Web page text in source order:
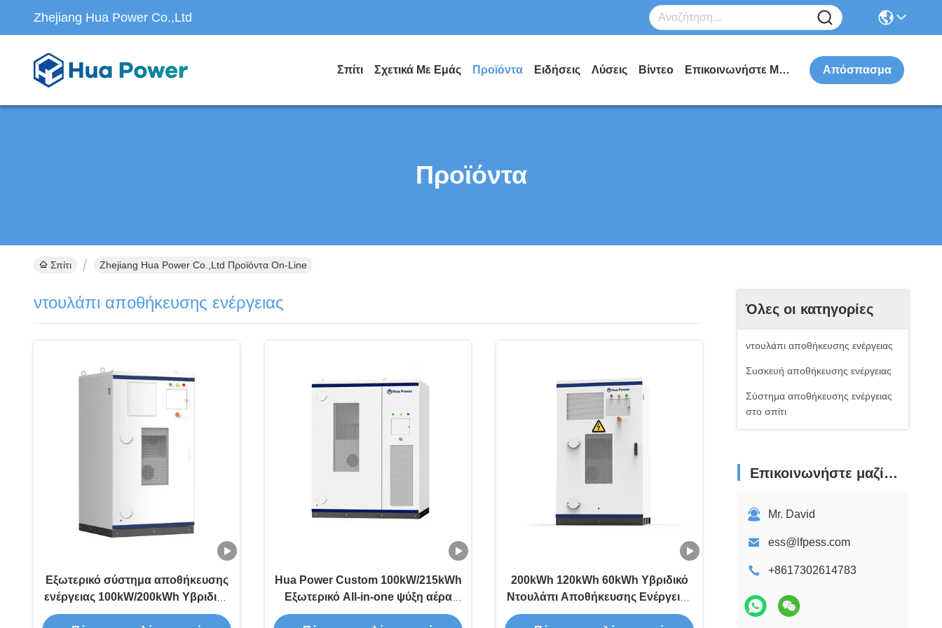
Zhejiang Hua Power Co.,Ltd
Σπίτι Σχετικά Με Εμάς Προϊόντα Ειδήσεις Λύσεις Βίντεο Επικοινωνήστε Μαζί Μας Απόσπασμα
Προϊόντα
Σπίτι Zhejiang Hua Power Co.,Ltd Προϊόντα On-Line
Όλες οι κατηγορίες
ντουλάπι αποθήκευσης ενέργειας
Συσκευή αποθήκευσης ενέργειας
Σύστημα αποθήκευσης ενέργειας
στο σπίτι
Επικοινωνήστε μαζί μας
Mr. David
ess@lfpess.com
+8617302614783
ντουλάπι αποθήκευσης ενέργειας
Εξωτερικό σύστημα αποθήκευσης
ενέργειας 100kW/200kWh Υβριδικό
σύστημα αποθήκευσης ηλεκτρικής
Hua Power Custom 100kW/215kWh
Εξωτερικό All-in-one ψύξη αέρα
ESS Υπουργείο PV LiFePO4
200kWh 120kWh 60kWh Υβριδικό
Ντουλάπι Αποθήκευσης Ενέργειας
On-Grid Off-Grid All-In-One